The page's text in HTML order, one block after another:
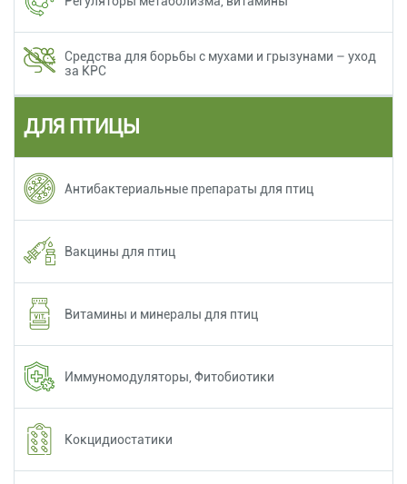
Средства для борьбы с мухами и грызунами – уход
за КРС
ДЛЯ ПТИЦЫ
Антибактериальные препараты для птиц
Вакцины для птиц
Витамины и минералы для птиц
Иммуномодуляторы, Фитобиотики
Кокцидиостатики